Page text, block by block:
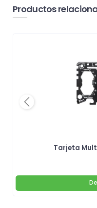
Productos
Tarjeta
Previous